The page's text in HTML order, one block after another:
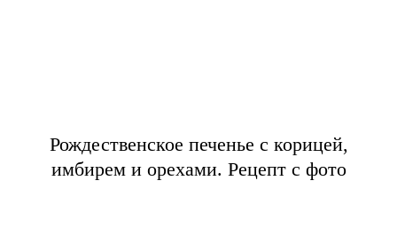
Рождественское печенье с корицей,
имбирем и орехами. Рецепт с фото